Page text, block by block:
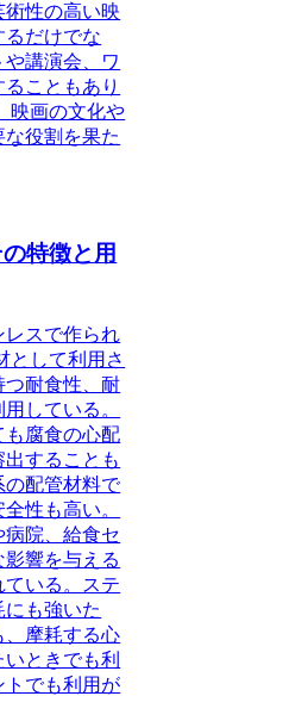
性の高い映
だけでな
や講演会、ワ
こともあり
映画の文化や
役割を果た
特徴と用
レスで作られ
として利用さ
つ耐食性、耐
している。
も腐食の心配
することも
の配管材料で
性も高い。
病院、給食セ
響を与える
いる。ステ
も強いた
、摩耗する心
ときでも利
トでも利用が